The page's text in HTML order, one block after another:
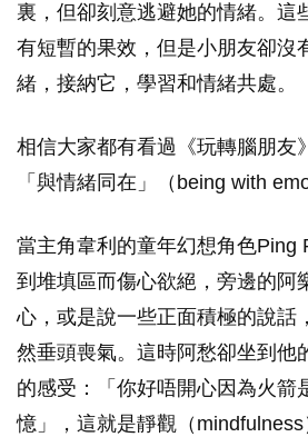
裏，但卻刻意逃避她的情緒。這
有短暫的果效，但是小朋友卻沒
緒，接納它，學習和情緒共處。
相信大家都有看過《玩轉腦朋友
「與情緒同在」（being with
當主角韋利的童年幻想角色Ping
到堆填區而傷心欲絕，旁邊的阿
心，或是說一些正面積極的說話
然垂頭喪氣。這時阿愁卻坐到他
的感受：「你好唔開心因為火箭
憶」，這就是靜觀（